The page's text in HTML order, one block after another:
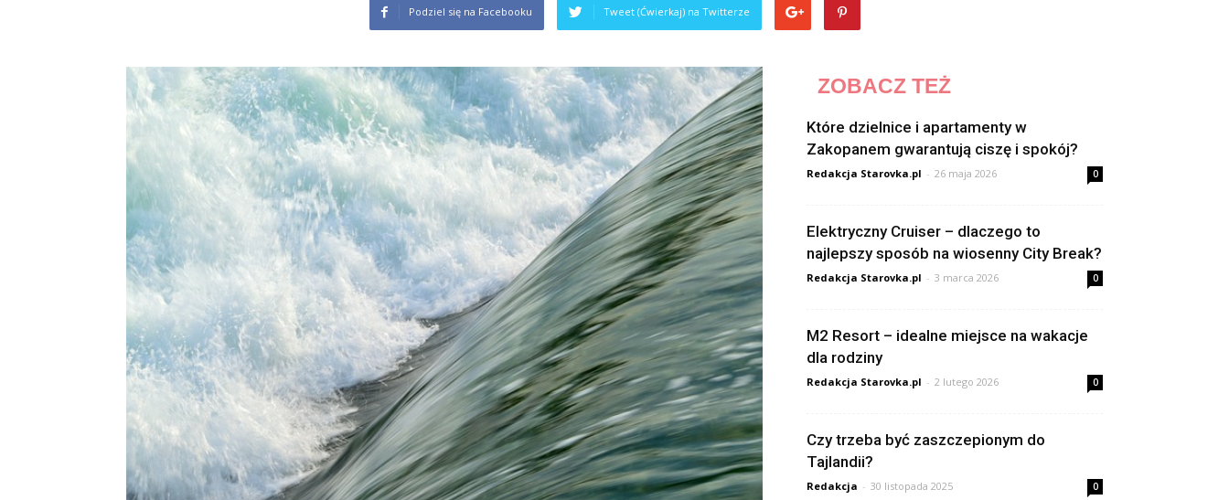
Podziel się na Facebooku Tweet (Ćwierkaj) na Twitterze
ZOBACZ TEŻ
Które dzielnice i apartamenty w
Zakopanem gwarantują ciszę i spokój?
Redakcja Starovka.pl - 26 maja 2026 0
Elektryczny Cruiser – dlaczego to
najlepszy sposób na wiosenny City Break?
Redakcja Starovka.pl - 3 marca 2026 0
M2 Resort – idealne miejsce na wakacje
dla rodziny
Redakcja Starovka.pl - 2 lutego 2026 0
Czy trzeba być zaszczepionym do
Tajlandii?
Redakcja - 30 listopada 2025 0